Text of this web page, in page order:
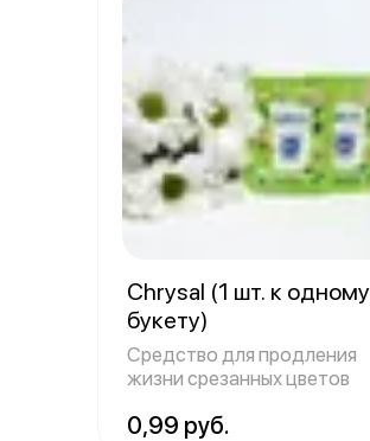
Chrysal (1 шт. к одному
букету)
Средство для продления
жизни срезанных цветов
0,99 руб.